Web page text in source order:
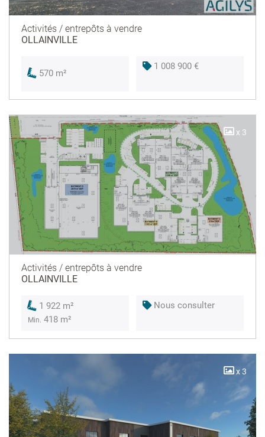
Activités / entrepôts à vendre
OLLAINVILLE
570 m²
1 008 900 €
x 3
Activités / entrepôts à vendre
OLLAINVILLE
1 922 m²
Min. 418 m²
Nous consulter
x 3